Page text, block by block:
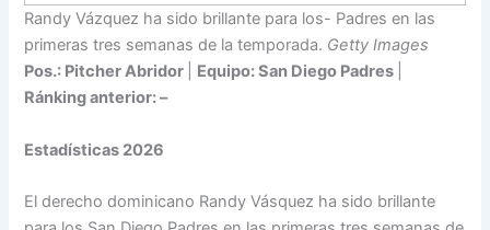
Randy Vázquez ha sido brillante para los- Padres en las
primeras tres semanas de la temporada. Getty Images
Pos.: Pitcher Abridor
Equipo: San Diego Padres
Ránking anterior: –
Estadísticas 2026
El derecho dominicano Randy Vásquez ha sido brillante